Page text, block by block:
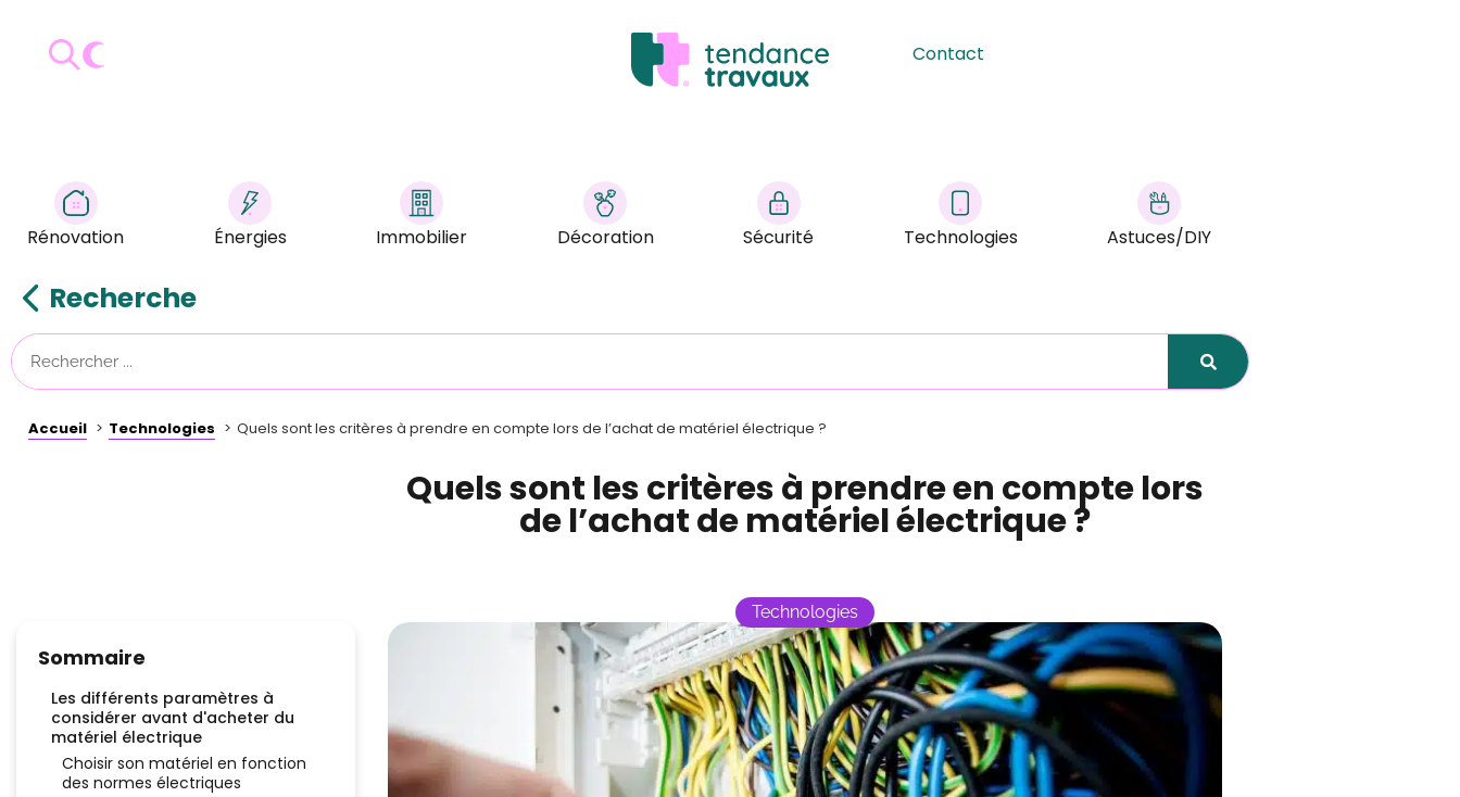
Contact
Rénovation Énergies Immobilier Décoration Sécurité Technologies Astuces/DIY
Recherche
Accueil Technologies Quels sont les critères à prendre en compte lors de l’achat de matériel électrique ?
Sommaire
Les différents paramètres à
considérer avant d'acheter du
matériel électrique
Choisir son matériel en fonction
des normes électriques
Quels sont les critères à prendre en compte lors
de l’achat de matériel électrique ?
Technologies